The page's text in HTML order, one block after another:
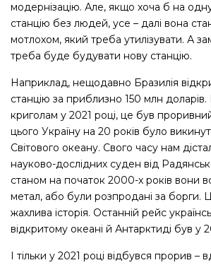
модернізацію. Але, якщо хоча б на
станцію без людей, усе – далі вона
мотлохом, який треба утилізувати. А
треба буде будувати нову станцію.
Наприклад, нещодавно Бразилія
станцію за приблизно 150 млн
криголам у 2021 році, це був
цього Україну на 20 років було
Світового океану. Свого часу нам
науково-дослідних суден від
станом на початок 2000-х років вони
метал, або були розпродані за борги.
жахлива історія. Останній рейс
відкритому океані й Антарктиді був у
І тільки у 2021 році відбувся прорив –